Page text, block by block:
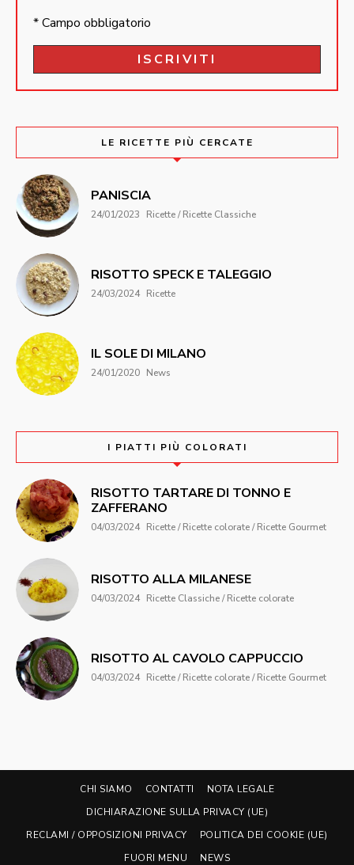
* Campo obbligatorio
LE RICETTE PIÙ CERCATE
PANISCIA
24/01/2023 Ricette / Ricette Classiche
RISOTTO SPECK E TALEGGIO
24/03/2024 Ricette
IL SOLE DI MILANO
24/01/2020 News
I PIATTI PIÙ COLORATI
RISOTTO TARTARE DI TONNO E
ZAFFERANO
04/03/2024 Ricette / Ricette colorate / Ricette Gourmet
RISOTTO ALLA MILANESE
04/03/2024 Ricette Classiche / Ricette colorate
RISOTTO AL CAVOLO CAPPUCCIO
04/03/2024 Ricette / Ricette colorate / Ricette Gourmet
CHI SIAMO CONTATTI
NOTA LEGALE
DICHIARAZIONE SULLA PRIVACY (UE)
RECLAMI / OPPOSIZIONI PRIVACY
POLITICA DEI COOKIE (UE)
FUORI MENU
NEWS